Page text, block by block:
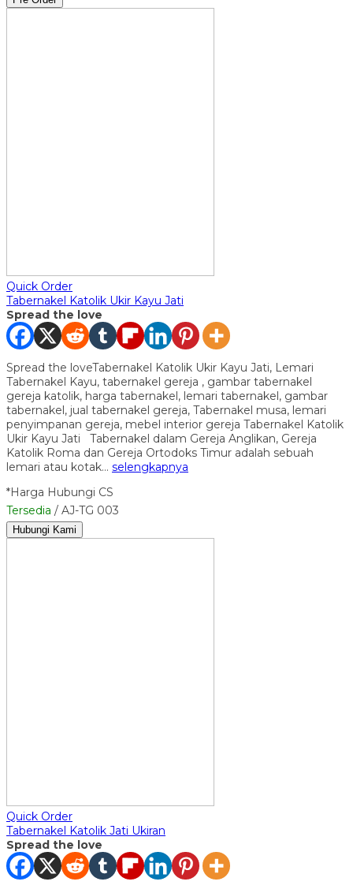
Quick Order
Tabernakel Katolik Ukir Kayu Jati
Spread the love
Spread the loveTabernakel Katolik Ukir Kayu Jati, Lemari
Tabernakel Kayu, tabernakel gereja , gambar tabernakel
gereja katolik, harga tabernakel, lemari tabernakel, gambar
tabernakel, jual tabernakel gereja, Tabernakel musa, lemari
penyimpanan gereja, mebel interior gereja Tabernakel Katolik
Ukir Kayu Jati Tabernakel dalam Gereja Anglikan, Gereja
Katolik Roma dan Gereja Ortodoks Timur adalah sebuah
lemari atau kotak… selengkapnya
*Harga Hubungi CS
Tersedia / AJ-TG 003
Hubungi Kami
Quick Order
Tabernakel Katolik Jati Ukiran
Spread the love